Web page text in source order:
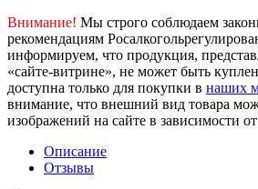
Внимание! Мы строго соблюдаем
рекомендациям
информируем, что продукция,
«сайте-витрине», не может быть
доступна только для покупки в наших
внимание, что внешний вид товара
изображений на сайте в зависимости
Описание
Отзывы